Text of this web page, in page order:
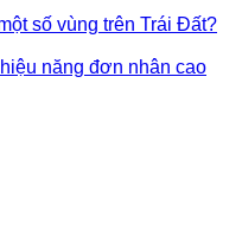
số vùng trên Trái Đất?
năng đơn nhân cao